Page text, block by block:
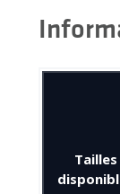
Tailles